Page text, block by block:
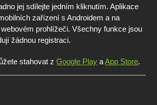
jej sdílejte jedním kliknutím. Aplikace
zařízení s Androidem a na
prohlížeči. Všechny funkce jsou
žádnou registraci.
stahovat zGoogle Play aApp Store.